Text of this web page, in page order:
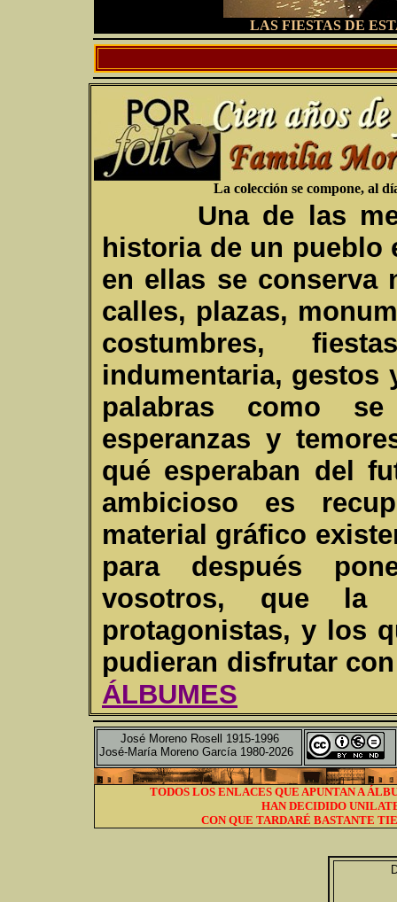
LAS FIESTAS DE
La colección se compone, al
Una de las
historia de un pueblo
en ellas se conserva
calles, plazas,
costumbres,
indumentaria, gestos
palabras como
esperanzas y
qué esperaban del
ambicioso es
material gráfico
para después
vosotros, que la
protagonistas, y los
pudieran disfrutar
ÁLBUMES
José Moreno Rosell 1915-1996
José-María Moreno García 1980-2026
TODOS LOS ENLACES QUE APUNTAN A
HAN DECIDIDO
CON QUE TARDARÉ BASTANTE